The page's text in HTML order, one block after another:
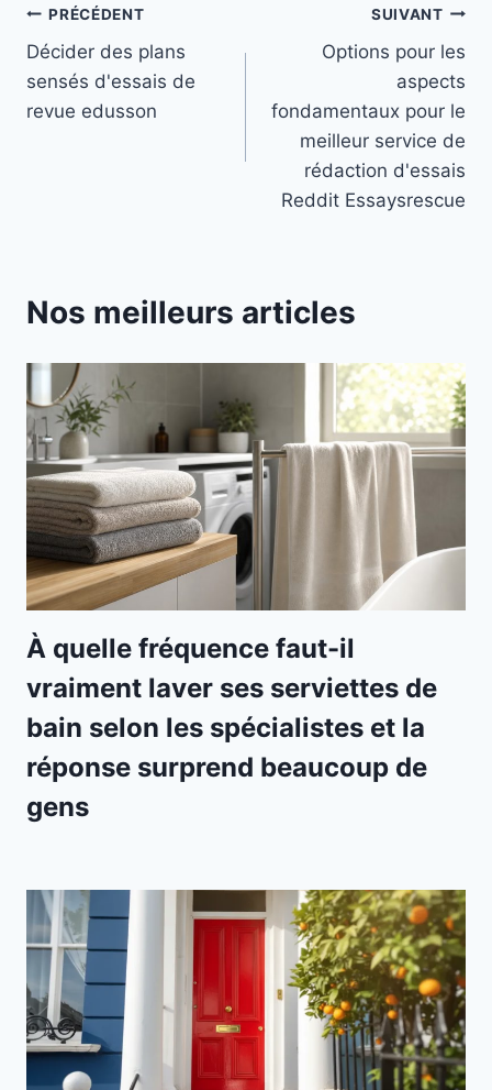
Navigation
de
l’article
PRÉCÉDENT
Décider des plans
sensés d'essais de
revue edusson
SUIVANT
Options pour les
aspects
fondamentaux pour le
meilleur service de
rédaction d'essais
Reddit Essaysrescue
Nos meilleurs articles
À quelle fréquence faut-il
vraiment laver ses serviettes de
bain selon les spécialistes et la
réponse surprend beaucoup de
gens